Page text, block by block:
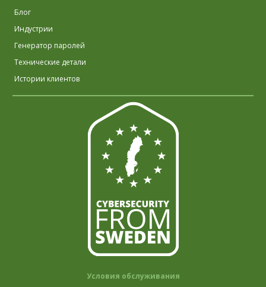
Блог
Индустрии
Генератор паролей
Технические детали
Истории клиентов
Условия обслуживания